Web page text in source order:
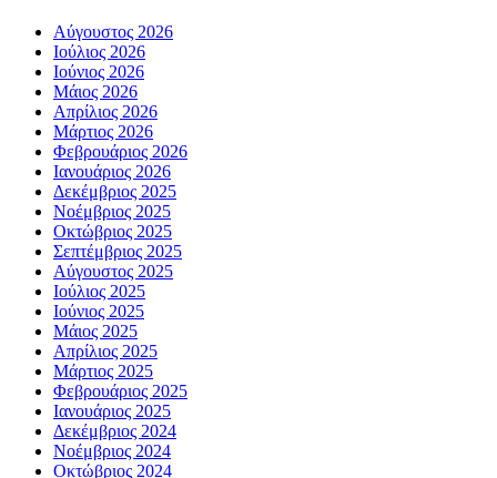
Αύγουστος 2026
Ιούλιος 2026
Ιούνιος 2026
Μάιος 2026
Απρίλιος 2026
Μάρτιος 2026
Φεβρουάριος 2026
Ιανουάριος 2026
Δεκέμβριος 2025
Νοέμβριος 2025
Οκτώβριος 2025
Σεπτέμβριος 2025
Αύγουστος 2025
Ιούλιος 2025
Ιούνιος 2025
Μάιος 2025
Απρίλιος 2025
Μάρτιος 2025
Φεβρουάριος 2025
Ιανουάριος 2025
Δεκέμβριος 2024
Νοέμβριος 2024
Οκτώβριος 2024